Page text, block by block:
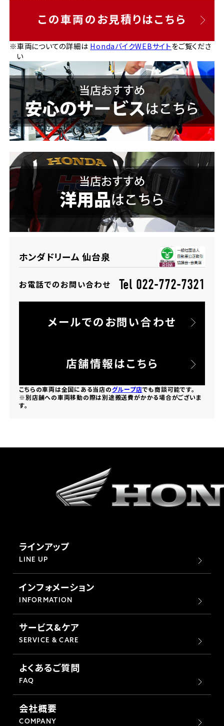
この車両のお見積りはこちら
※車両についての詳細は HondaバイクWEBサイトをご覧くださ
い
ホンダドリーム 仙台泉
お電話でのお問い合わせ Tel 022-772-7321
メールでのお問い合わせ
店舗情報はこちら
こちらの車両は全国にある当店のグループ店でも商談可能です。
※別店舗への車両移動の際は別途搬送費がかかる場合がございま
す。
ラインアップ
LINE UP
インフォメーション
INFORMATION
サービス&ケア
SERVICE & CARE
よくあるご質問
FAQ
会社概要
COMPANY
ホンダドリーム 横浜緑
千葉県
ホンダドリーム 船橋
ホンダドリーム 松戸
ホンダドリーム 蘇我
埼玉県
ホンダドリーム 所沢
ホンダドリーム 大宮
ホンダドリーム 水戸北
ホンダドリーム 神戸灘
ホンダドリーム 尼崎
ホンダドリーム 姫路
ホンダドリーム 西宮甲子園
奈良県
ホンダドリーム 奈良